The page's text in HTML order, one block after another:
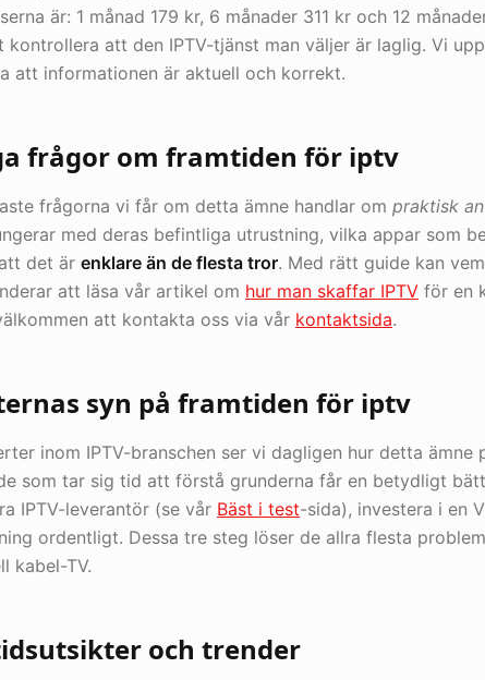
är: 1 månad 179 kr, 6 månader 311 kr och 12
kontrollera att den IPTV-tjänst man väljer är laglig. Vi
att informationen är aktuell och korrekt.
frågor om framtiden för iptv
frågorna vi får om detta ämne handlar om praktisk
med deras befintliga utrustning, vilka appar som
det är enklare än de flesta tror. Med rätt guide kan
att läsa vår artikel om hur man skaffar IPTV för en
att kontakta oss via vår kontaktsida.
syn på framtiden för iptv
inom IPTV-branschen ser vi dagligen hur detta ämne
som tar sig tid att förstå grunderna får en betydligt
IPTV-leverantör (se vår Bäst i test-sida), investera i en
ordentligt. Dessa tre steg löser de allra flesta
kabel-TV.
och trender